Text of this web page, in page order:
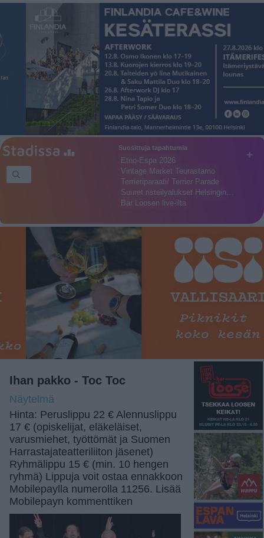
+
Suosittuja tapahtumia
Etno-Espa 2026
Vintage Market Teurastamo
Terrieriparaati/ Terrier Parade
Suuret risteilyalukset Helsingin…
Bar Loosen live-ilta
Ihan pakko - Toc Toc
Näytelmä
Hinta: Peruslippu 22 € Alennuslippu
17 € (opiskelijat, eläkeläiset,
varusmiehet, työttömät ja Suomen
Harrastajateatteriliiton jäsenet)
Ryhmälippu 15 € (min. 10 hengen
ryhmä) Lippuja voit ostaa ennakkoon
Mobilepaylla numerolla 11256. Lisää
Mobilepayn kommenttiken